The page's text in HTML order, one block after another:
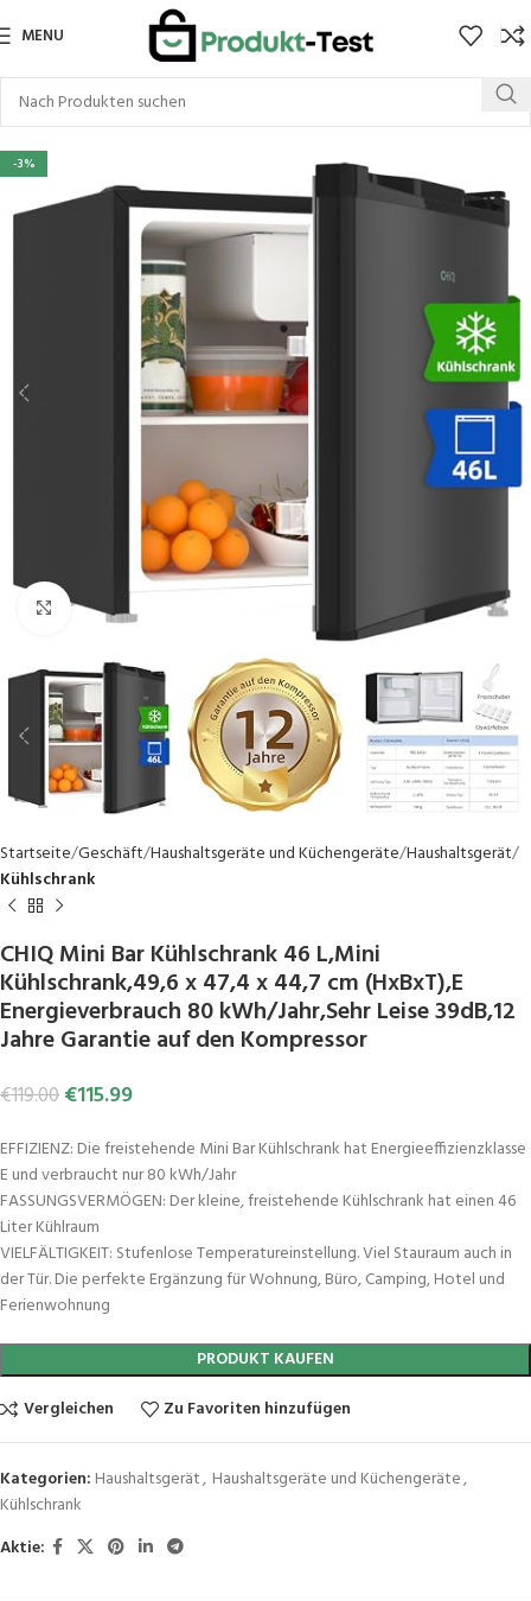
MENU
-3%
Click to enlarge
Startseite Geschäft Haushaltsgeräte und Küchengeräte Haushaltsgerät
Kühlschrank
CHIQ Mini Bar Kühlschrank 46 L,Mini
Kühlschrank,49,6 x 47,4 x 44,7 cm (HxBxT),E
Energieverbrauch 80 kWh/Jahr,Sehr Leise 39dB,12
Jahre Garantie auf den Kompressor
€119.00€115.99
EFFIZIENZ: Die freistehende Mini Bar Kühlschrank hat Energieeffizienzklasse
E und verbraucht nur 80 kWh/Jahr
FASSUNGSVERMÖGEN: Der kleine, freistehende Kühlschrank hat einen 46
Liter Kühlraum
VIELFÄLTIGKEIT: Stufenlose Temperatureinstellung. Viel Stauraum auch in
der Tür. Die perfekte Ergänzung für Wohnung, Büro, Camping, Hotel und
Ferienwohnung
PRODUKT KAUFEN
Vergleichen
Zu Favoriten hinzufügen
Kategorien: Haushaltsgerät, Haushaltsgeräte und Küchengeräte,
Kühlschrank
Aktie: